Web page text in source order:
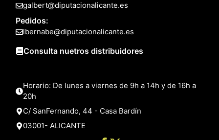
galbert@diputacionalicante.es
Pedidos:
lbernabe@diputacionalicante.es
Consulta nuetros distribuidores
Horario: De lunes a viernes de 9h a 14h y de 16h a
20h
C/ SanFernando, 44 - Casa Bardín
03001- ALICANTE